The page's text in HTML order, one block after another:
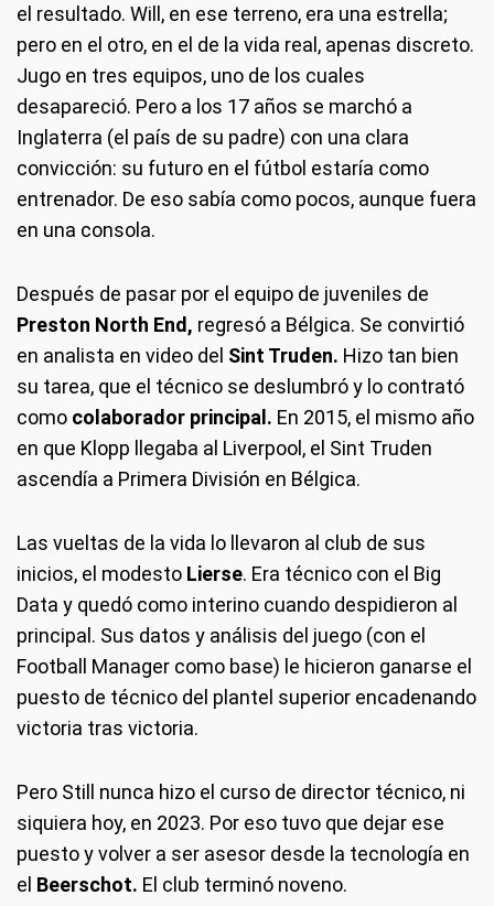
el resultado. Will, en ese terreno, era una estrella;
pero en el otro, en el de la vida real, apenas discreto.
Jugo en tres equipos, uno de los cuales
desapareció. Pero a los 17 años se marchó a
Inglaterra (el país de su padre) con una clara
convicción: su futuro en el fútbol estaría como
entrenador. De eso sabía como pocos, aunque fuera
en una consola.
Después de pasar por el equipo de juveniles de
Preston North End, regresó a Bélgica. Se convirtió
en analista en video del Sint Truden. Hizo tan bien
su tarea, que el técnico se deslumbró y lo contrató
como colaborador principal. En 2015, el mismo año
en que Klopp llegaba al Liverpool, el Sint Truden
ascendía a Primera División en Bélgica.
Las vueltas de la vida lo llevaron al club de sus
inicios, el modesto Lierse. Era técnico con el Big
Data y quedó como interino cuando despidieron al
principal. Sus datos y análisis del juego (con el
Football Manager como base) le hicieron ganarse el
puesto de técnico del plantel superior encadenando
victoria tras victoria.
Pero Still nunca hizo el curso de director técnico, ni
siquiera hoy, en 2023. Por eso tuvo que dejar ese
puesto y volver a ser asesor desde la tecnología en
el Beerschot. El club terminó noveno.